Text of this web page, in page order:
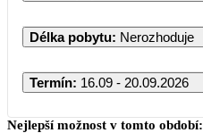
Délka pobytu: Nerozhoduje
Termín: 16.09 - 20.09.2026
Nejlepší možnost v tomto období: